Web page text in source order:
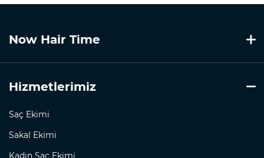
Now Hair Time
Hizmetlerimiz
Saç Ekimi
Sakal Ekimi